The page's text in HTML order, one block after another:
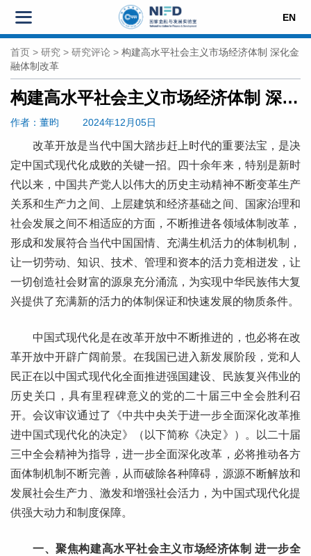
EN
首页 > 研究 > 研究评论 > 构建高水平社会主义市场经济体制 深化金
融体制改革
构建高水平社会主义市场经济体制 深化金融体制改革
作者 ：董昀 2024年12月05日
改革开放是当代中国大踏步赶上时代的重要法宝，是决
定中国式现代化成败的关键一招。四十余年来，特别是新时
代以来，中国共产党人以伟大的历史主动精神不断变革生产
关系和生产力之间、上层建筑和经济基础之间、国家治理和
社会发展之间不相适应的方面，不断推进各领域体制改革，
形成和发展符合当代中国国情、充满生机活力的体制机制，
让一切劳动、知识、技术、管理和资本的活力竞相迸发，让
一切创造社会财富的源泉充分涌流，为实现中华民族伟大复
兴提供了充满新的活力的体制保证和快速发展的物质条件。
中国式现代化是在改革开放中不断推进的，也必将在改
革开放中开辟广阔前景。在我国已进入新发展阶段，党和人
民正在以中国式现代化全面推进强国建设、民族复兴伟业的
历史关口，具有里程碑意义的党的二十届三中全会胜利召
开。会议审议通过了《中共中央关于进一步全面深化改革推
进中国式现代化的决定》（以下简称《决定》）。以二十届
三中全会精神为指导，进一步全面深化改革，必将推动各方
面体制机制不断完善，从而破除各种障碍，源源不断解放和
发展社会生产力、激发和增强社会活力，为中国式现代化提
供强大动力和制度保障。
一、聚焦构建高水平社会主义市场经济体制 进一步全